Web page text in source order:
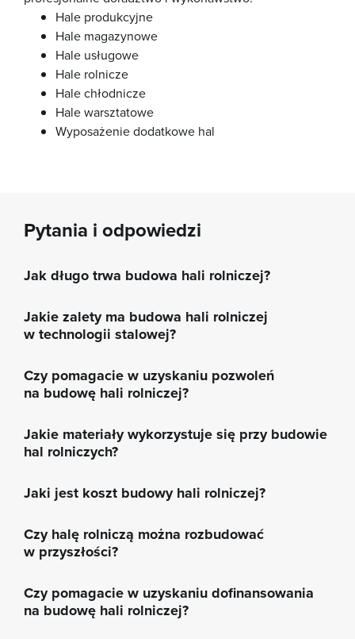
Hale produkcyjne
Hale magazynowe
Hale usługowe
Hale rolnicze
Hale chłodnicze
Hale warsztatowe
Wyposażenie dodatkowe hal
Pytania i odpowiedzi
Jak długo trwa budowa hali rolniczej?
Jakie zalety ma budowa hali rolniczej
w technologii stalowej?
Czy pomagacie w uzyskaniu pozwoleń
na budowę hali rolniczej?
Jakie materiały wykorzystuje się przy budowie
hal rolniczych?
Jaki jest koszt budowy hali rolniczej?
Czy halę rolniczą można rozbudować
w przyszłości?
Czy pomagacie w uzyskaniu dofinansowania
na budowę hali rolniczej?